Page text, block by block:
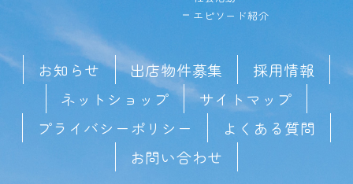
エピソード紹介
お知らせ 出店物件募集
採用情報
ネットショップ
サイトマップ
プライバシーポリシー
よくある質問
お問い合わせ